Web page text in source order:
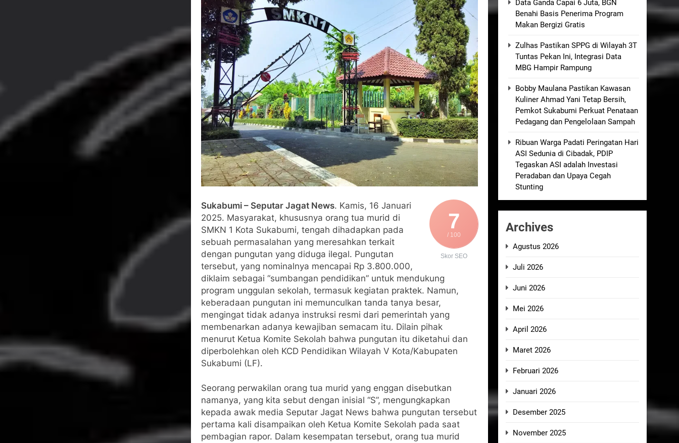
Agustus 5, 2026
SMA Negeri Nyalindung Sukabumi Diduga Lakukan Pungutan melalui Komite Sekolah, Disorot karena Dinilai
Bertentangan dengan Edaran Disdik Jabar
Agustus 4, 2026
Ketua Umum FSP Maritim Indonesia Bantah Isu Mogok Nasional TKBM: “Belum Ada Keputusan Resmi”
Agustus 3, 2026
Menjalin Harmoni di Tanah Sukaresmi: Kala Mina Padi, P2L, dan Gotong Royong Menggerakkan Ekonomi Desa
Agustus 3, 2026
Korban Tenggelam di Perairan Giligenting Ditemukan, Polisi Pastikan Penanganan Berjalan Sesuai Prosedur
Agustus 3, 2026
7
/ 100
Skor SEO
Sukabumi – Seputar Jagat News. Kamis, 16 Januari
2025. Masyarakat, khususnya orang tua murid di
SMKN 1 Kota Sukabumi, tengah dihadapkan pada
sebuah permasalahan yang meresahkan terkait
dengan pungutan yang diduga ilegal. Pungutan
tersebut, yang nominalnya mencapai Rp 3.800.000,
diklaim sebagai “sumbangan pendidikan” untuk mendukung
program unggulan sekolah, termasuk kegiatan praktek. Namun,
keberadaan pungutan ini memunculkan tanda tanya besar,
mengingat tidak adanya instruksi resmi dari pemerintah yang
membenarkan adanya kewajiban semacam itu. Dilain pihak
menurut Ketua Komite Sekolah bahwa pungutan itu diketahui dan
diperbolehkan oleh KCD Pendidikan Wilayah V Kota/Kabupaten
Sukabumi (LF).
Seorang perwakilan orang tua murid yang enggan disebutkan
namanya, yang kita sebut dengan inisial “S”, mengungkapkan
kepada awak media Seputar Jagat News bahwa pungutan tersebut
pertama kali disampaikan oleh Ketua Komite Sekolah pada saat
pembagian rapor. Dalam kesempatan tersebut, orang tua murid
Data Ganda Capai 6 Juta, BGN
Benahi Basis Penerima Program
Makan Bergizi Gratis
Zulhas Pastikan SPPG di Wilayah 3T
Tuntas Pekan Ini, Integrasi Data
MBG Hampir Rampung
Bobby Maulana Pastikan Kawasan
Kuliner Ahmad Yani Tetap Bersih,
Pemkot Sukabumi Perkuat Penataan
Pedagang dan Pengelolaan Sampah
Ribuan Warga Padati Peringatan Hari
ASI Sedunia di Cibadak, PDIP
Tegaskan ASI adalah Investasi
Peradaban dan Upaya Cegah
Stunting
Archives
Agustus 2026
Juli 2026
Juni 2026
Mei 2026
April 2026
Maret 2026
Februari 2026
Januari 2026
Desember 2025
November 2025